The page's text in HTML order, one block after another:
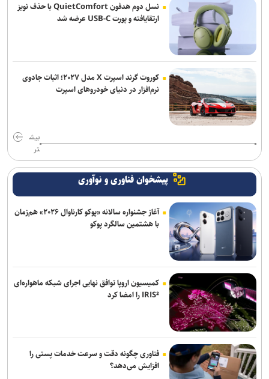
نسل دوم هدفون QuietComfort با حذف نویز
ارتقایافته و پورت USB-C عرضه شد
کوروت گرند اسپرت X مدل ۲۰۲۷؛ اثبات جادوی
نرم‌افزار در دنیای خودروهای اسپرت
بیش
تر
پیشخوان فناوری و نوآوری
آغاز جشنواره سالانه «پوکو کارناوال ۲۰۲۶» هم‌زمان
با هشتمین سالگرد پوکو
کمیسیون اروپا توافق نهایی اجرای شبکه ماهواره‌ای
IRIS² را امضا کرد
فناوری چگونه دقت و سرعت خدمات پستی را
افزایش می‌دهد؟